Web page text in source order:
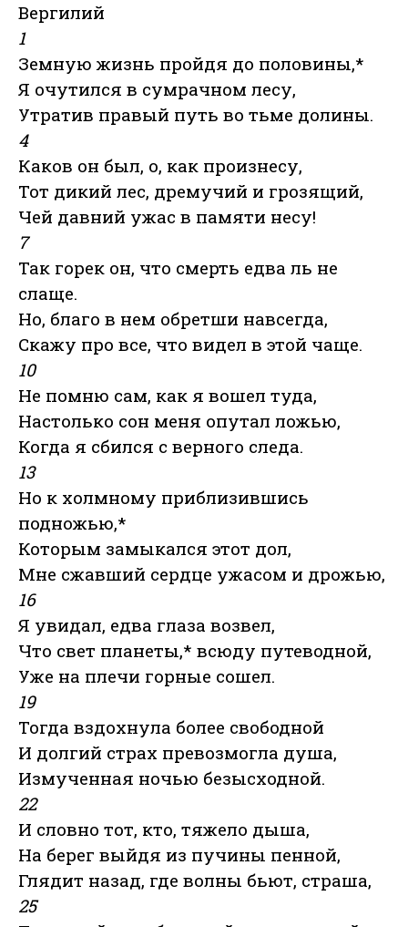
Вергилий
1
Земную жизнь пройдя до половины,*
Я очутился в сумрачном лесу,
Утратив правый путь во тьме долины.
4
Каков он был, о, как произнесу,
Тот дикий лес, дремучий и грозящий,
Чей давний ужас в памяти несу!
7
Так горек он, что смерть едва ль не
слаще.
Но, благо в нем обретши навсегда,
Скажу про все, что видел в этой чаще.
10
Не помню сам, как я вошел туда,
Настолько сон меня опутал ложью,
Когда я сбился с верного следа.
13
Но к холмному приблизившись
подножью,*
Которым замыкался этот дол,
Мне сжавший сердце ужасом и дрожью,
16
Я увидал, едва глаза возвел,
Что свет планеты,* всюду путеводной,
Уже на плечи горные сошел.
19
Тогда вздохнула более свободной
И долгий страх превозмогла душа,
Измученная ночью безысходной.
22
И словно тот, кто, тяжело дыша,
На берег выйдя из пучины пенной,
Глядит назад, где волны бьют, страша,
25